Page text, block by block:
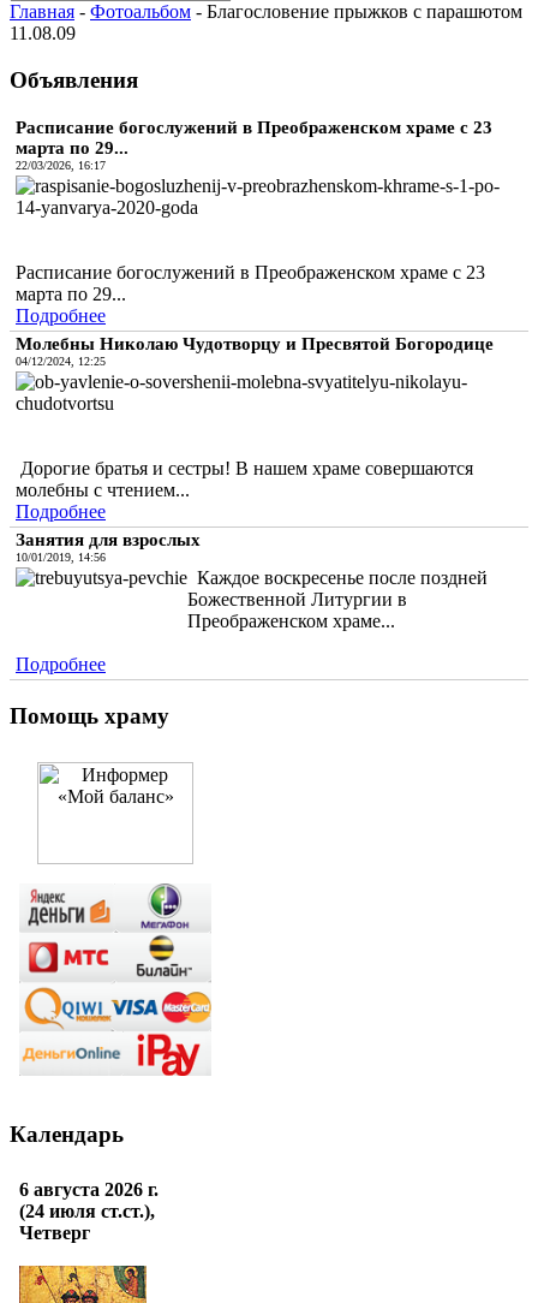
Главная - Фотоальбом - Благословение прыжков с парашютом
11.08.09
Объявления
Расписание богослужений в Преображенском храме с 23
марта по 29...
22/03/2026, 16:17
Расписание богослужений в Преображенском храме с 23
марта по 29...
Подробнее
Молебны Николаю Чудотворцу и Пресвятой Богородице
04/12/2024, 12:25
Дорогие братья и сестры! В нашем храме совершаются
молебны с чтением...
Подробнее
Занятия для взрослых
10/01/2019, 14:56
Каждое воскресенье после поздней
Божественной Литургии в
Преображенском храме...
Подробнее
Помощь храму
Календарь